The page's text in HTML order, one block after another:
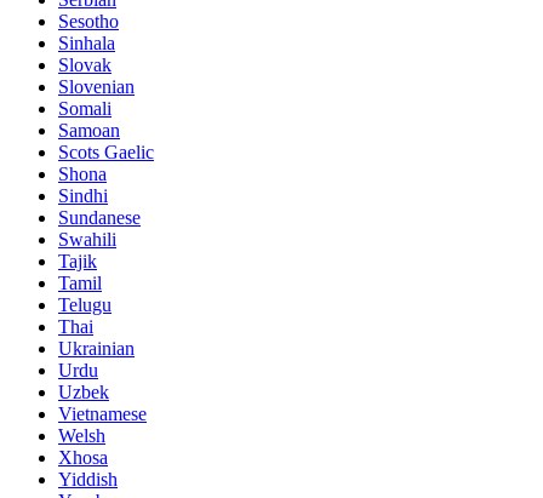
Sesotho
Sinhala
Slovak
Slovenian
Somali
Samoan
Scots Gaelic
Shona
Sindhi
Sundanese
Swahili
Tajik
Tamil
Telugu
Thai
Ukrainian
Urdu
Uzbek
Vietnamese
Welsh
Xhosa
Yiddish